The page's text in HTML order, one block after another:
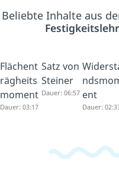
Beliebte Inhalte aus
Flächent
rägheits
moment
Dauer: 03:17
Satz von
Steiner
Dauer: 06:57 ent
Dauer: